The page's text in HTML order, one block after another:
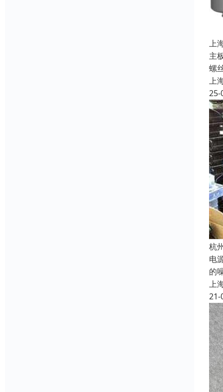
上
主
螺
上
25-
杭
电
的
上
21-